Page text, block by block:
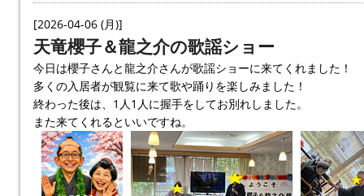
[2026-04-06 (月)]
天竜櫻子＆龍之介の歌謡ショー
今日は櫻子さんと龍之介さんが歌謡ショーに来てくれました！
多くの入居者が観覧に来て歌や踊りを楽しみました！
終わった後は、1人1人に握手をしてお別れしました。
また来てくれるといいですね。